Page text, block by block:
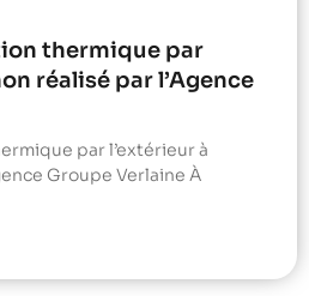
thermique par
réalisé par l’Agence
par l’extérieur à
Groupe Verlaine À